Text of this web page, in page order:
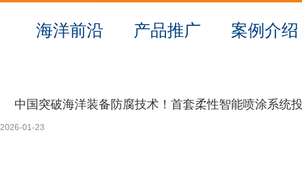
海洋前沿 产品推广 案例介绍
中国突破海洋装备防腐技术！首套柔性智能喷涂系统
2026-01-23